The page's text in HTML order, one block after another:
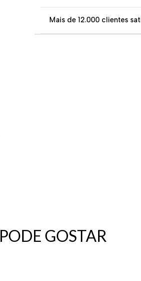
Mais de 12.000 clientes
GOSTAR